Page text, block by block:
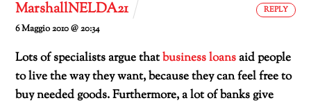
MarshallNELDA21
6 Maggio 2010 @ 20:34
Lots of specialists argue thatbusiness loansaid people
to live the way they want, because they can feel free to
buy needed goods. Furthermore, a lot of banks give
REPLY